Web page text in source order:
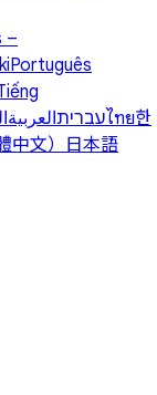
–
Português
עבריתالعربية ไทย한
中文） 日本語